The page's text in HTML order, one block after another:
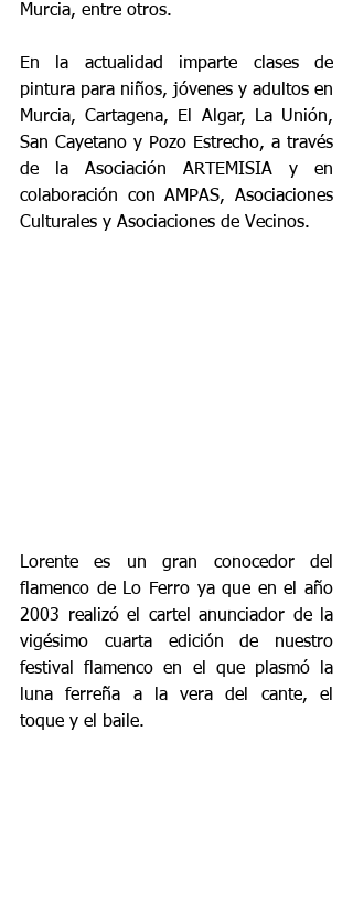
Murcia, entre otros.
En la actualidad imparte clases de
pintura para niños, jóvenes y adultos en
Murcia, Cartagena, El Algar, La Unión,
San Cayetano y Pozo Estrecho, a través
de la Asociación ARTEMISIA y en
colaboración con AMPAS, Asociaciones
Culturales y Asociaciones de Vecinos.
Lorente es un gran conocedor del
flamenco de Lo Ferro ya que en el año
2003 realizó el cartel anunciador de la
vigésimo cuarta edición de nuestro
festival flamenco en el que plasmó la
luna ferreña a la vera del cante, el
toque y el baile.